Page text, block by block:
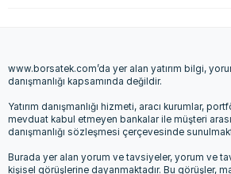
www.borsatek.com’da yer alan yatırım bilgi,
danışmanlığı kapsamında değildir.
Yatırım danışmanlığı hizmeti, aracı kurumlar,
mevduat kabul etmeyen bankalar ile müşteri
danışmanlığı sözleşmesi çerçevesinde
Burada yer alan yorum ve tavsiyeler, yorum ve
kişisel görüşlerine dayanmaktadır. Bu görüşler,